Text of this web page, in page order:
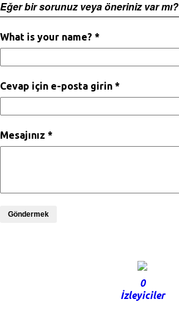
Eğer bir sorunuz veya öneriniz var mı?
What is your name? *
Cevap için e-posta girin *
Mesajınız *
Göndermek
0
İzleyiciler